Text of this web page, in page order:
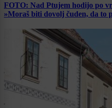
FOTO: Nad Ptujem hodijo po
»Moraš biti dovolj čuden, da to